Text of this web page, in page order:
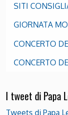
SITI
GIORNATA
CONCERTO
CONCERTO
I tweet di Papa
Tweets di Papa